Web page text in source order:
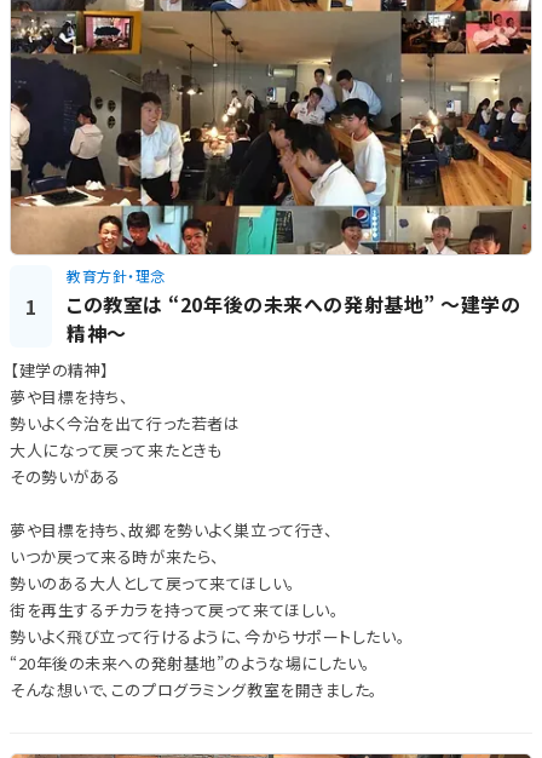
1
教育方針・理念
この教室は “20年後の未来への発射基地” 〜建学の
精神〜
【建学の精神】
夢や目標を持ち、
勢いよく今治を出て行った若者は
大人になって戻って来たときも
その勢いがある
夢や目標を持ち、故郷を勢いよく巣立って行き、
いつか戻って来る時が来たら、
勢いのある大人として戻って来てほしい。
街を再生するチカラを持って戻って来てほしい。
勢いよく飛び立って行けるように、今からサポートしたい。
“20年後の未来への発射基地”のような場にしたい。
そんな想いで、このプログラミング教室を開きました。